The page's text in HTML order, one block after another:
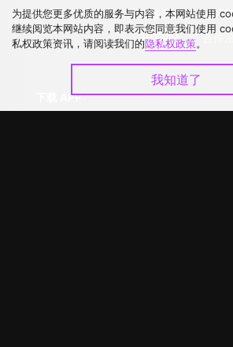
联络我们
升级VIP
公开
合作洽
下载 APP
为提供您更多优质的服务与内容，本网站使用
继续阅览本网站内容，即表示您同意我们使用
私权政策资讯，请阅读我们的隐私权政策。
我知道了